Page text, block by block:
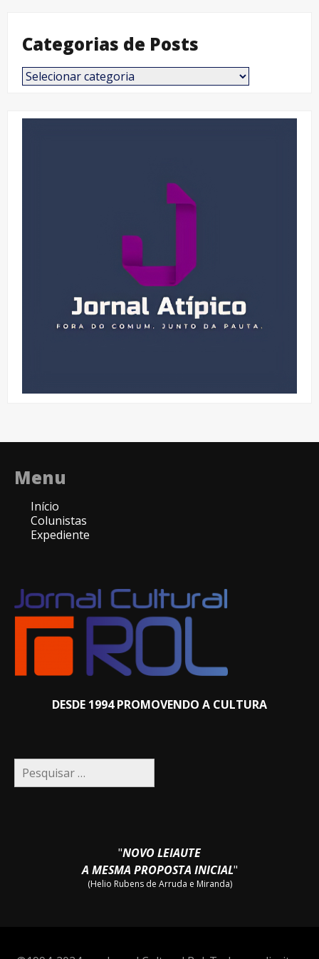
Categorias de Posts
Categorias
de
Menu
Início
Colunistas
Expediente
DESDE 1994 PROMOVENDO A CULTURA
Pesquisar
por:
"NOVO LEIAUTE
A MESMA PROPOSTA INICIAL"
(Helio Rubens de Arruda e Miranda)